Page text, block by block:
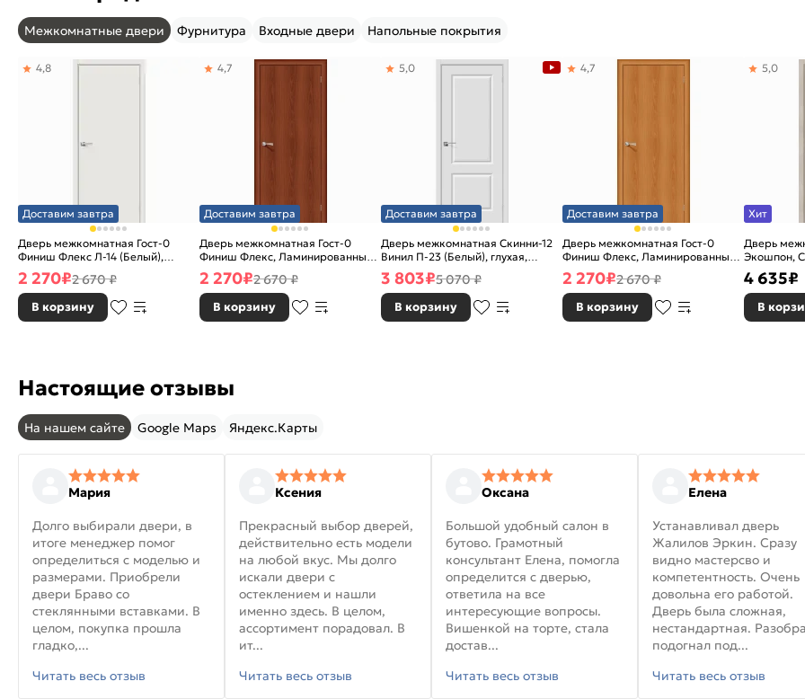
Межкомнатные двери Фурнитура Входные двери Напольные покрытия
Доставим завтра
Дверь межкомнатная Гост-0
Финиш Флекс Л-14 (Белый),
глухая, каркасно-щитовая
4,8
2 270₽2 670 ₽
В корзину
Доставим завтра
Дверь межкомнатная Гост-0
Финиш Флекс, Ламинированные
Л-11 (ИталОрех), глухая,
каркасно-щитовая
4,7
2 270₽2 670 ₽
В корзину
Доставим завтра
Дверь межкомнатная Скинни-12
Винил П-23 (Белый), глухая,
скиновая
5,0
3 803₽5 070 ₽
В корзину
Доставим завтра
Дверь межкомнатная Гост-0
Финиш Флекс, Ламинированные
Л-12 (МиланОрех), глухая,
каркасно-щитовая
4,7
2 270₽2 670 ₽
В корзину
Хит
Дверь
Экошпон,
5,0
4 635₽
В
Настоящие отзывы
На нашем сайте Google Maps Яндекс.Карты
Мария
Долго выбирали двери, в
итоге менеджер помог
определиться с моделью и
размерами. Приобрели
двери Браво со
стеклянными вставками. В
целом, покупка прошла
гладко,...
Читать весь отзыв
Ксения
Прекрасный выбор дверей,
действительно есть модели
на любой вкус. Мы долго
искали двери с
остеклением и нашли
именно здесь. В целом,
ассортимент порадовал. В
ит...
Читать весь отзыв
Оксана
Большой удобный салон в
бутово. Грамотный
консультант Елена, помогла
определится с дверью,
ответила на все
интересующие вопросы.
Вишенкой на торте, стала
достав...
Читать весь отзыв
Елена
Устанавливал дверь
Жалилов Эркин. Сразу
видно мастерсво и
компетентность. Очень
довольна его работой.
Дверь была сложная,
нестандартная.
подогнал под...
Читать весь отзыв